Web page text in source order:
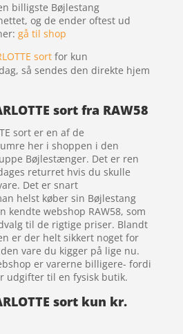
billigste Bøjlestang
og de ender oftest ud
gå til shop
sortfor kun
så sendes den direkte hjem
sort fra RAW58
sort er en af de
her i shoppen i den
Bøjlestænger. Det er ren
returret hvis du skulle
Det er snart
helst køber sin Bøjlestang
kendte webshop RAW58, som
til de rigtige priser. Blandt
er der helt sikkert noget for
vare du kigger på lige nu.
er varerne billigere- fordi
udgifter til en fysisk butik.
sort kun kr.